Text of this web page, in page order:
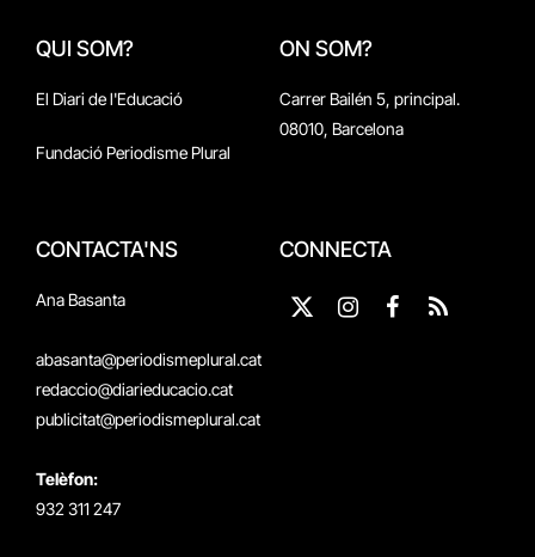
QUI SOM?
El Diari de l'Educació
Fundació Periodisme Plural
ON SOM?
Carrer Bailén 5, principal.
08010, Barcelona
CONTACTA'NS
Ana Basanta
abasanta@periodismeplural.cat
redaccio@diarieducacio.cat
publicitat@periodismeplural.cat
Telèfon:
932 311 247
CONNECTA
X
InstagramFacebook
RSS